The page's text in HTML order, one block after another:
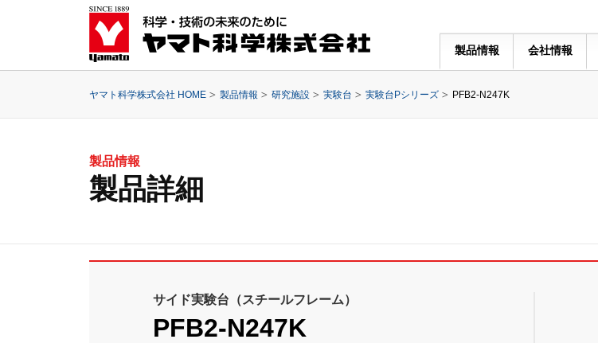
製品情報 会社情報
ヤマト科学株式会社 HOME 製品情報 研究施設 実験台 実験台Pシリーズ PFB2-N247K
製品情報
製品詳細
サイド実験台（スチールフレーム）
PFB2-N247K